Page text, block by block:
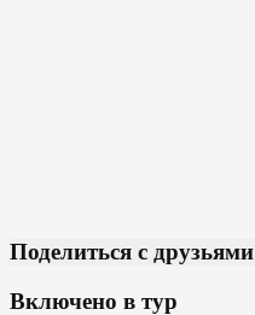
Поделиться с друзьями
Включено в тур